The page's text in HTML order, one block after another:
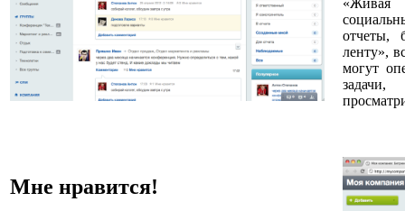
«Живая
отчеты,
ленту»,
могут
Мне нравится!